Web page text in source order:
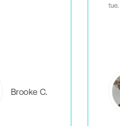
Everlea B.